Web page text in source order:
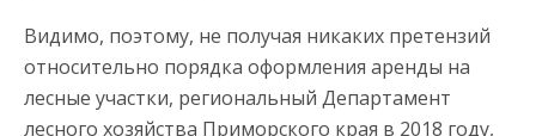
Видимо, поэтому, не получая никаких претензий
относительно порядка оформления аренды на
лесные участки, региональный Департамент
лесного хозяйства Приморского края в 2018 году,